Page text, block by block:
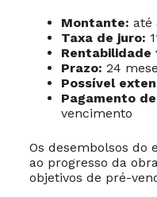
Montante: até
Taxa de juro:
Prazo: 24
Possível
Pagamento
vencimento
Os desembolsos do
ao progresso da
objetivos de pré-